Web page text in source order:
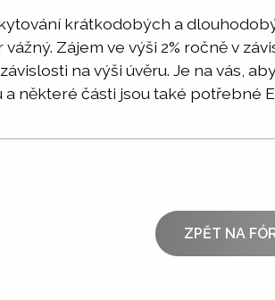
krátkodobých a
Zájem ve výši 2% ročně v
na výši úvěru. Je na vás,
některé části jsou také potřebné
ZPĚT NA